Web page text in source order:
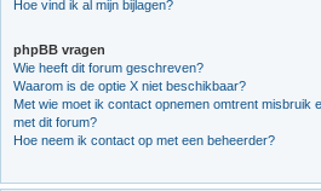
Hoe vind ik al mijn bijlagen?
phpBB vragen
Wie heeft dit forum geschreven?
Waarom is de optie X niet beschikbaar?
Met wie moet ik contact opnemen omtrent misbruik
met dit forum?
Hoe neem ik contact op met een beheerder?